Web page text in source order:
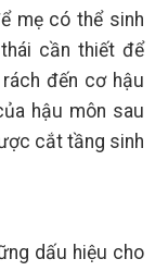
mẹ có thể sinh
cần thiết để
đến cơ hậu
hậu môn sau
cắt tầng sinh
dấu hiệu cho